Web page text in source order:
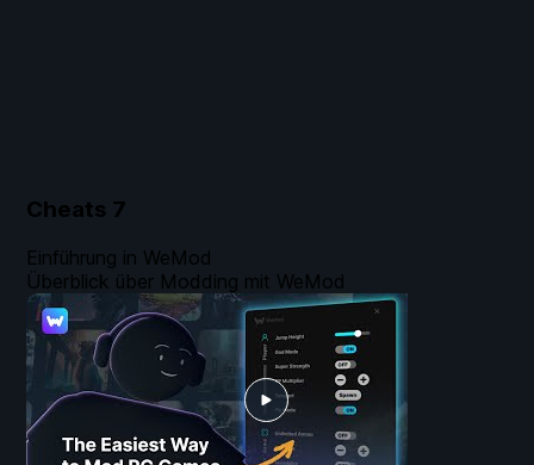
Cheats 7
Einführung in WeMod
Überblick über Modding mit WeMod